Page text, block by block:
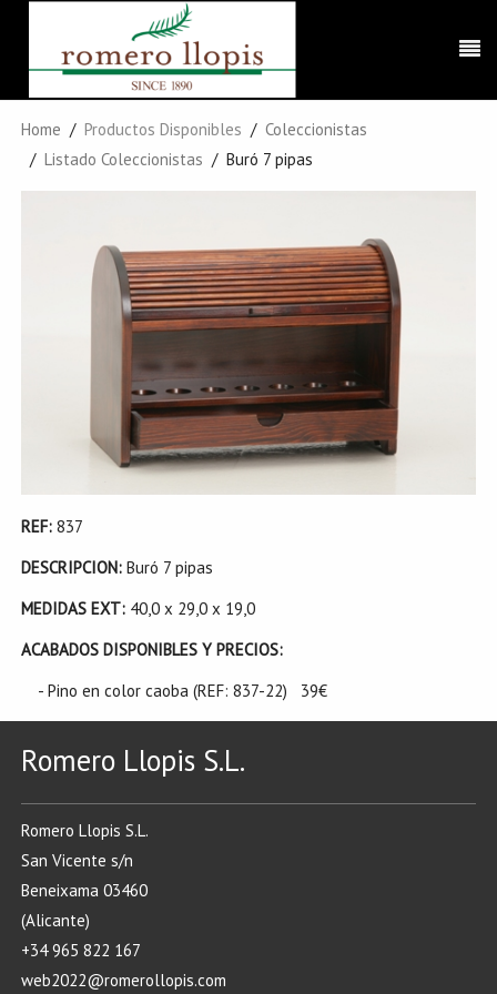
Home Productos Disponibles
Coleccionistas
Listado Coleccionistas
Buró 7 pipas
REF: 837
DESCRIPCION: Buró 7 pipas
MEDIDAS EXT: 40,0 x 29,0 x 19,0
ACABADOS DISPONIBLES Y PRECIOS:
- Pino en color caoba (REF: 837-22) 39€
Romero Llopis S.L.
Romero Llopis S.L.
San Vicente s/n
Beneixama 03460
(Alicante)
+34 965 822 167
web2022@romerollopis.com